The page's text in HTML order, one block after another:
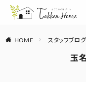
HOME スタッフブログ
玉